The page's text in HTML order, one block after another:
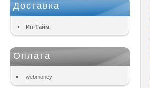
Доставка
Ин-Тайм
Оплата
webmoney